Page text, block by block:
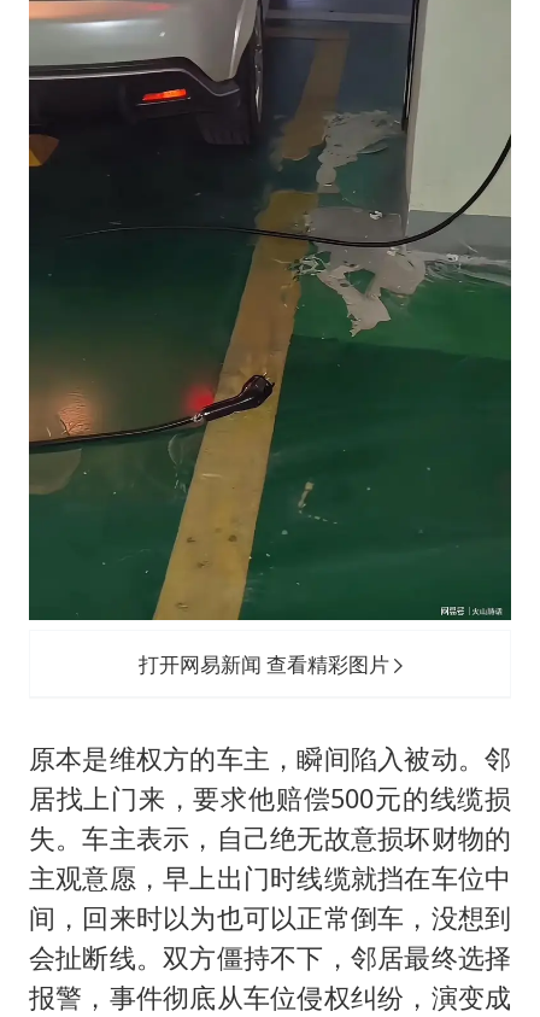
打开网易新闻 查看精彩图片
原本是维权方的车主，瞬间陷入被动。邻
居找上门来，要求他赔偿500元的线缆损
失。车主表示，自己绝无故意损坏财物的
主观意愿，早上出门时线缆就挡在车位中
间，回来时以为也可以正常倒车，没想到
会扯断线。双方僵持不下，邻居最终选择
报警，事件彻底从车位侵权纠纷，演变成